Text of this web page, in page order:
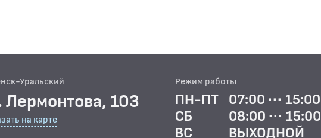
Уральский
Лермонтова, 103
на карте
Режим работы
ПН-ПТ
07:00 ··· 15:00
СБ
08:00 ··· 15:00
ВС
ВЫХОДНОЙ